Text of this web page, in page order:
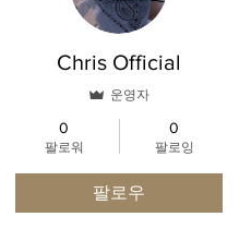
Chris Official
운영자
0
팔로워
0
팔로잉
팔로우